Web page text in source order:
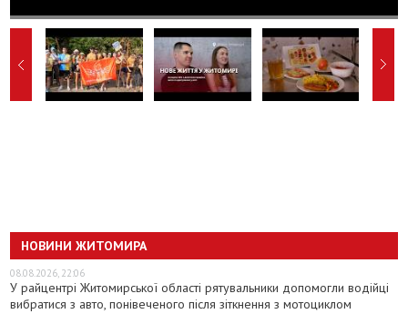
НОВИНИ ЖИТОМИРА
08.08.2026, 22:06
У райцентрі Житомирської області рятувальники допомогли водійці
вибратися з авто, понівеченого після зіткнення з мотоциклом